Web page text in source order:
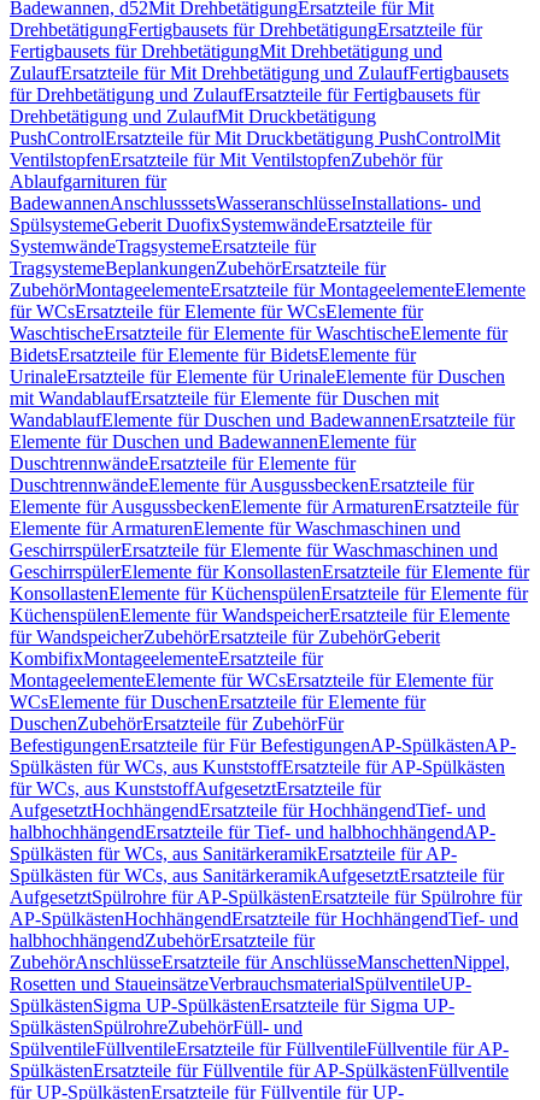
Badewannen, d52Mit DrehbetätigungErsatzteile für Mit
DrehbetätigungFertigbausets für DrehbetätigungErsatzteile für
Fertigbausets für DrehbetätigungMit Drehbetätigung und
ZulaufErsatzteile für Mit Drehbetätigung und ZulaufFertigbausets
für Drehbetätigung und ZulaufErsatzteile für Fertigbausets für
Drehbetätigung und ZulaufMit Druckbetätigung
PushControlErsatzteile für Mit Druckbetätigung PushControlMit
VentilstopfenErsatzteile für Mit VentilstopfenZubehör für
Ablaufgarnituren für
BadewannenAnschlusssetsWasseranschlüsseInstallations- und
SpülsystemeGeberit DuofixSystemwändeErsatzteile für
SystemwändeTragsystemeErsatzteile für
TragsystemeBeplankungenZubehörErsatzteile für
ZubehörMontageelementeErsatzteile für MontageelementeElemente
für WCsErsatzteile für Elemente für WCsElemente für
WaschtischeErsatzteile für Elemente für WaschtischeElemente für
BidetsErsatzteile für Elemente für BidetsElemente für
UrinaleErsatzteile für Elemente für UrinaleElemente für Duschen
mit WandablaufErsatzteile für Elemente für Duschen mit
WandablaufElemente für Duschen und BadewannenErsatzteile für
Elemente für Duschen und BadewannenElemente für
DuschtrennwändeErsatzteile für Elemente für
DuschtrennwändeElemente für AusgussbeckenErsatzteile für
Elemente für AusgussbeckenElemente für ArmaturenErsatzteile für
Elemente für ArmaturenElemente für Waschmaschinen und
GeschirrspülerErsatzteile für Elemente für Waschmaschinen und
GeschirrspülerElemente für KonsollastenErsatzteile für Elemente für
KonsollastenElemente für KüchenspülenErsatzteile für Elemente für
KüchenspülenElemente für WandspeicherErsatzteile für Elemente
für WandspeicherZubehörErsatzteile für ZubehörGeberit
KombifixMontageelementeErsatzteile für
MontageelementeElemente für WCsErsatzteile für Elemente für
WCsElemente für DuschenErsatzteile für Elemente für
DuschenZubehörErsatzteile für ZubehörFür
BefestigungenErsatzteile für Für BefestigungenAP-SpülkästenAP-
Spülkästen für WCs, aus KunststoffErsatzteile für AP-Spülkästen
für WCs, aus KunststoffAufgesetztErsatzteile für
AufgesetztHochhängendErsatzteile für HochhängendTief- und
halbhochhängendErsatzteile für Tief- und halbhochhängendAP-
Spülkästen für WCs, aus SanitärkeramikErsatzteile für AP-
Spülkästen für WCs, aus SanitärkeramikAufgesetztErsatzteile für
AufgesetztSpülrohre für AP-SpülkästenErsatzteile für Spülrohre für
AP-SpülkästenHochhängendErsatzteile für HochhängendTief- und
halbhochhängendZubehörErsatzteile für
ZubehörAnschlüsseErsatzteile für AnschlüsseManschettenNippel,
Rosetten und StaueinsätzeVerbrauchsmaterialSpülventileUP-
SpülkästenSigma UP-SpülkästenErsatzteile für Sigma UP-
SpülkästenSpülrohreZubehörFüll- und
SpülventileFüllventileErsatzteile für FüllventileFüllventile für AP-
SpülkästenErsatzteile für Füllventile für AP-SpülkästenFüllventile
für UP-SpülkästenErsatzteile für Füllventile für UP-